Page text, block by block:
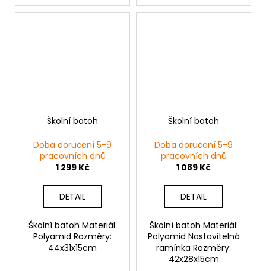
Školní batoh
Doba doručení 5-9
pracovních dnů
1 299 Kč
DETAIL
Školní batoh Materiál:
Polyamid Rozměry:
44x31x15cm
Školní batoh
Doba doručení 5-9
pracovních dnů
1 089 Kč
DETAIL
Školní batoh Materiál:
Polyamid Nastavitelná
ramínka Rozměry:
42x28x15cm